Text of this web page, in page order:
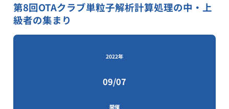
第8回OTAクラブ単粒子解析計算処理の中・上
級者の集まり
2022年
09/07
開催